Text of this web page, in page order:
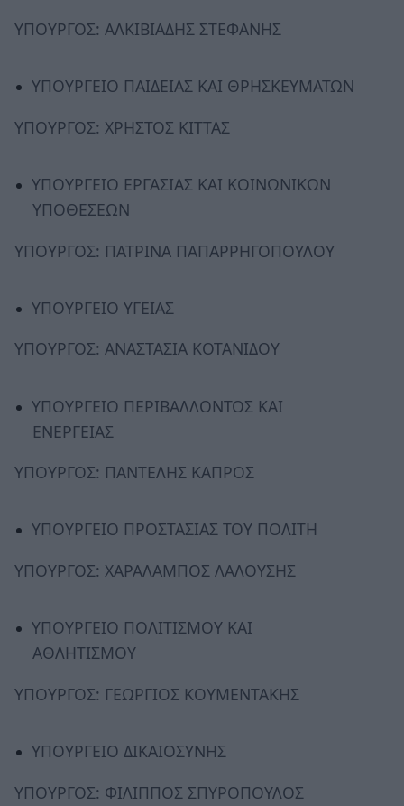
ΥΠΟΥΡΓΟΣ: ΑΛΚΙΒΙΑΔΗΣ ΣΤΕΦΑΝΗΣ
ΥΠΟΥΡΓΕΙΟ ΠΑΙΔΕΙΑΣ ΚΑΙ ΘΡΗΣΚΕΥΜΑΤΩΝ
ΥΠΟΥΡΓΟΣ: ΧΡΗΣΤΟΣ ΚΙΤΤΑΣ
ΥΠΟΥΡΓΕΙΟ ΕΡΓΑΣΙΑΣ ΚΑΙ ΚΟΙΝΩΝΙΚΩΝ
ΥΠΟΘΕΣΕΩΝ
ΥΠΟΥΡΓΟΣ: ΠΑΤΡΙΝΑ ΠΑΠΑΡΡΗΓΟΠΟΥΛΟΥ
ΥΠΟΥΡΓΕΙΟ ΥΓΕΙΑΣ
ΥΠΟΥΡΓΟΣ: ΑΝΑΣΤΑΣΙΑ ΚΟΤΑΝΙΔΟΥ
ΥΠΟΥΡΓΕΙΟ ΠΕΡΙΒΑΛΛΟΝΤΟΣ ΚΑΙ
ΕΝΕΡΓΕΙΑΣ
ΥΠΟΥΡΓΟΣ: ΠΑΝΤΕΛΗΣ ΚΑΠΡΟΣ
ΥΠΟΥΡΓΕΙΟ ΠΡΟΣΤΑΣΙΑΣ ΤΟΥ ΠΟΛΙΤΗ
ΥΠΟΥΡΓΟΣ: ΧΑΡΑΛΑΜΠΟΣ ΛΑΛΟΥΣΗΣ
ΥΠΟΥΡΓΕΙΟ ΠΟΛΙΤΙΣΜΟΥ ΚΑΙ
ΑΘΛΗΤΙΣΜΟΥ
ΥΠΟΥΡΓΟΣ: ΓΕΩΡΓΙΟΣ ΚΟΥΜΕΝΤΑΚΗΣ
ΥΠΟΥΡΓΕΙΟ ΔΙΚΑΙΟΣΥΝΗΣ
ΥΠΟΥΡΓΟΣ: ΦΙΛΙΠΠΟΣ ΣΠΥΡΟΠΟΥΛΟΣ